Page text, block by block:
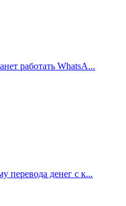
работать WhatsA...
перевода денег с к...